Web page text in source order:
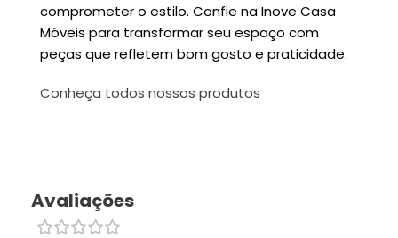
comprometer o estilo. Confie na Inove Casa
Móveis para transformar seu espaço com
peças que refletem bom gosto e praticidade.
Conheça todos nossos produtos
Avaliações